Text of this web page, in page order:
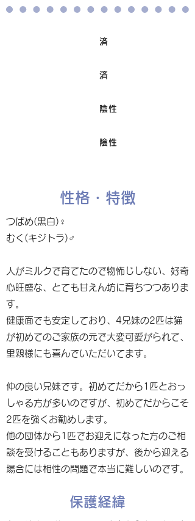
済
済
陰性
陰性
性格・特徴
つばめ(黒白)♀
むく(キジトラ)♂
人がミルクで育てたので物怖じしない、好奇
心旺盛な、とても甘えん坊に育ちつつありま
す。
健康面でも安定しており、4兄妹の2匹は猫
が初めてのご家族の元で大変可愛がられて、
里親様にも喜んでいただいてます。
仲の良い兄妹です。初めてだから1匹とおっ
しゃる方が多いのですが、初めてだからこそ
2匹を強くお勧めします。
他の団体から1匹でお迎えになった方のご相
談を受けることもありますが、後から迎える
場合には相性の問題で本当に難しいのです。
保護経緯